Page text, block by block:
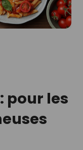
pour les